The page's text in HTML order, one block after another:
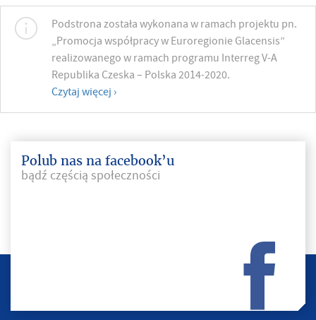
Podstrona została wykonana w ramach projektu pn.
„Promocja współpracy w Euroregionie Glacensis”
realizowanego w ramach programu Interreg V-A
Republika Czeska – Polska 2014-2020.
Czytaj więcej ›
Polub nas na facebook’u
bądź częścią społeczności